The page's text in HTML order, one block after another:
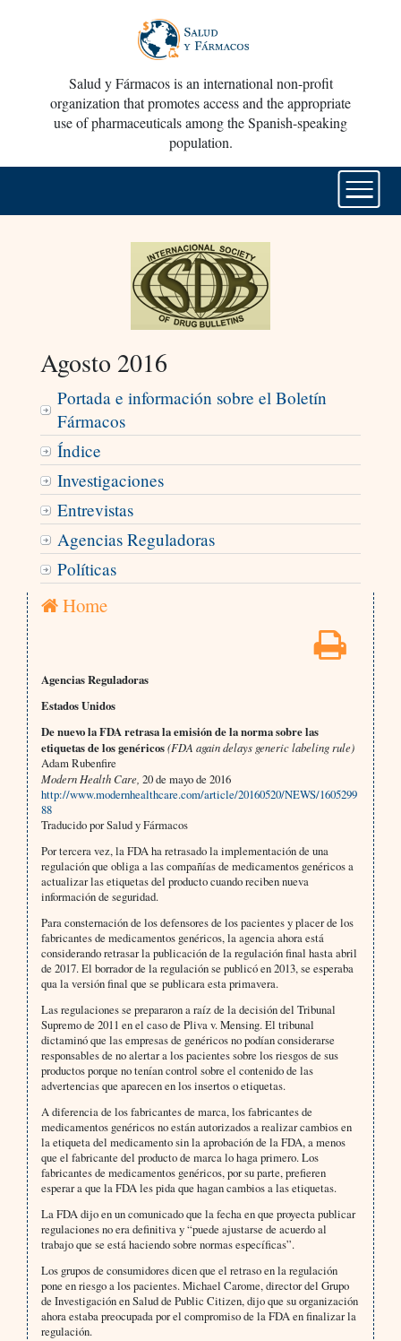
Salud y Fármacos is an international non-profit
organization that promotes access and the appropriate
use of pharmaceuticals among the Spanish-speaking
population.
Agosto 2016
Portada e información sobre el Boletín
Fármacos
Índice
Investigaciones
Entrevistas
Agencias Reguladoras
Políticas
Home
Agencias Reguladoras
Estados Unidos
De nuevo la FDA retrasa la emisión de la norma sobre las
etiquetas de los genéricos(FDA again delays generic labeling rule)
Adam Rubenfire
Modern Health Care, 20 de mayo de 2016
http://www.modernhealthcare.com/article/20160520/NEWS/1605299
88
Traducido por Salud y Fármacos
Por tercera vez, la FDA ha retrasado la implementación de una
regulación que obliga a las compañías de medicamentos genéricos a
actualizar las etiquetas del producto cuando reciben nueva
información de seguridad.
Para consternación de los defensores de los pacientes y placer de los
fabricantes de medicamentos genéricos, la agencia ahora está
considerando retrasar la publicación de la regulación final hasta abril
de 2017. El borrador de la regulación se publicó en 2013, se esperaba
qua la versión final que se publicara esta primavera.
Las regulaciones se prepararon a raíz de la decisión del Tribunal
Supremo de 2011 en el caso de Pliva v. Mensing. El tribunal
dictaminó que las empresas de genéricos no podían considerarse
responsables de no alertar a los pacientes sobre los riesgos de sus
productos porque no tenían control sobre el contenido de las
advertencias que aparecen en los insertos o etiquetas.
A diferencia de los fabricantes de marca, los fabricantes de
medicamentos genéricos no están autorizados a realizar cambios en
la etiqueta del medicamento sin la aprobación de la FDA, a menos
que el fabricante del producto de marca lo haga primero. Los
fabricantes de medicamentos genéricos, por su parte, prefieren
esperar a que la FDA les pida que hagan cambios a las etiquetas.
La FDA dijo en un comunicado que la fecha en que proyecta publicar
regulaciones no era definitiva y “puede ajustarse de acuerdo al
trabajo que se está haciendo sobre normas específicas”.
Los grupos de consumidores dicen que el retraso en la regulación
pone en riesgo a los pacientes. Michael Carome, director del Grupo
de Investigación en Salud de Public Citizen, dijo que su organización
ahora estaba preocupada por el compromiso de la FDA en finalizar la
regulación.